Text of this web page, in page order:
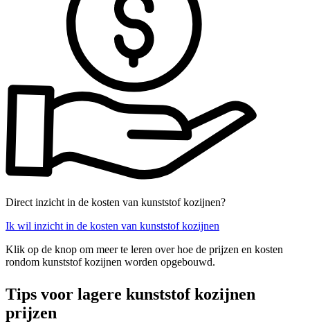
Direct inzicht in de kosten van kunststof kozijnen?
Ik wil inzicht in de kosten van kunststof kozijnen
Klik op de knop om meer te leren over hoe de prijzen en kosten
rondom kunststof kozijnen worden opgebouwd.
Tips voor lagere kunststof kozijnen
prijzen